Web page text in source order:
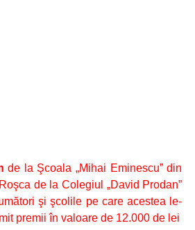
de la Şcoala „Mihai Eminescu” din
de la Colegiul „David Prodan”
şi şcolile pe care acestea le-
premii în valoare de 12.000 de lei